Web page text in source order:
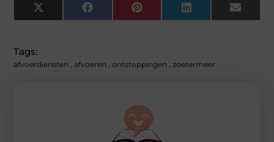
X
(Twitter)
FacebookPinterest LinkedIn Email
Tags:
afvoerdiensten , afvoeren ,ontstoppingen ,zoetermeer